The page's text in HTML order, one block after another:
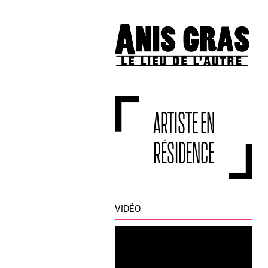
ARTISTE EN
RÉSIDENCE
VIDÉO